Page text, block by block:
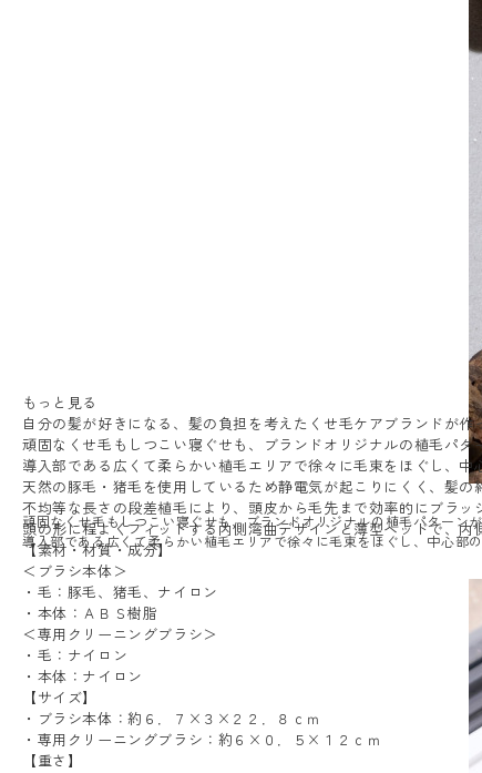
頑固なくせ毛もしつこい寝ぐせも、ブランドオリジナルの植毛パターン
導入部である広くて柔らかい植毛エリアで徐々に毛束をほぐし、中心部
もっと見る
自分の髪が好きになる、髪の負担を考えたくせ毛ケアブランドが作
頑固なくせ毛もしつこい寝ぐせも、ブランドオリジナルの植毛パ
導入部である広くて柔らかい植毛エリアで徐々に毛束をほぐし、
天然の豚毛・猪毛を使用しているため静電気が起こりにくく、髪
不均等な長さの段差植毛により、頭皮から毛先まで効率的にブラッ
頭の形に程よくフィットする内側湾曲デザインと薄型ヘッドで、
【素材・材質・成分】
＜ブラシ本体＞
・毛：豚毛、猪毛、ナイロン
・本体：ＡＢＳ樹脂
＜専用クリーニングブラシ＞
・毛：ナイロン
・本体：ナイロン
【サイズ】
・ブラシ本体：約６．７×３×２２．８ｃｍ
・専用クリーニングブラシ：約６×０．５×１２ｃｍ
【重さ】